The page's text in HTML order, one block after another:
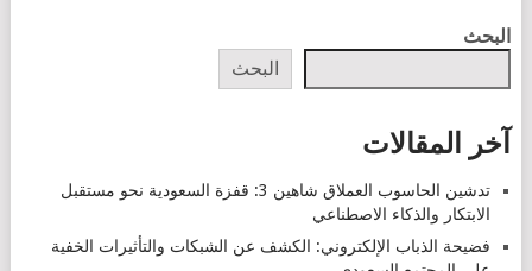
POSTS
البحث
البحث
آخر المقالات
تدشين الحاسوب العملاق شاهين 3: قفزة السعودية نحو مستقبل
الابتكار والذكاء الاصطناعي
فضيحة الذباب الإلكتروني: الكشف عن الشبكات والتأثيرات الخفية